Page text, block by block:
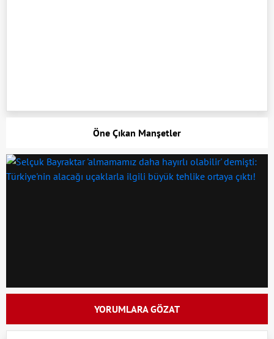
Öne Çıkan Manşetler
YORUMLARA GÖZAT